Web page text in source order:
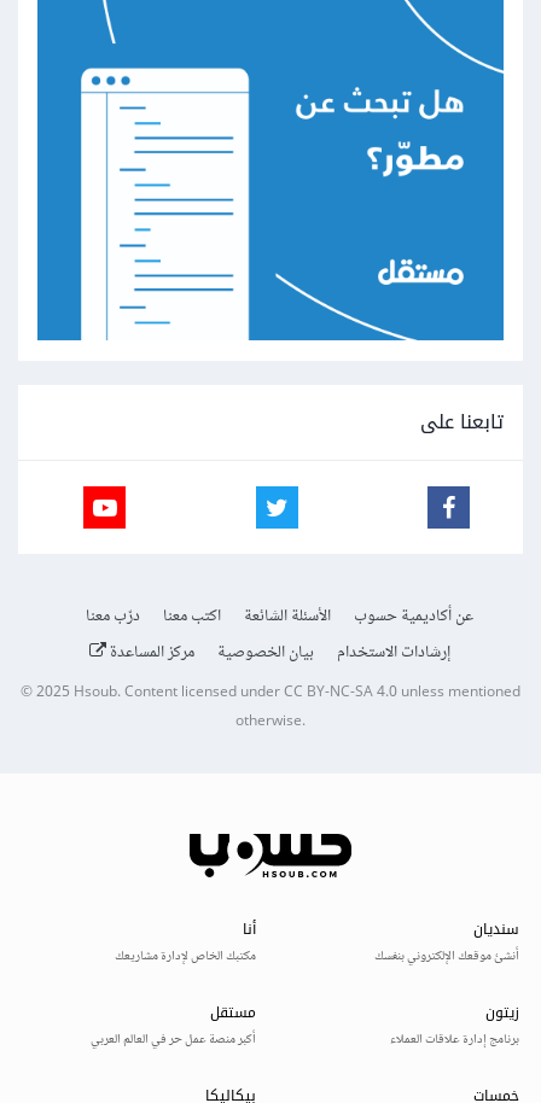
تابعنا على
عن أكاديمية حسوب الأسئلة الشائعة اكتب معنا
درّب معنا
إرشادات الاستخدام
بيان الخصوصية مركز المساعدة
© 2025Hsoub.Content licensed underCC BY-NC-SA 4.0unless mentioned
otherwise.